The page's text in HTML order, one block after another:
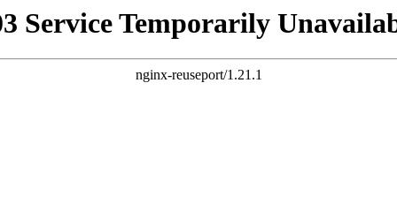
Service Temporarily
nginx-reuseport/1.21.1